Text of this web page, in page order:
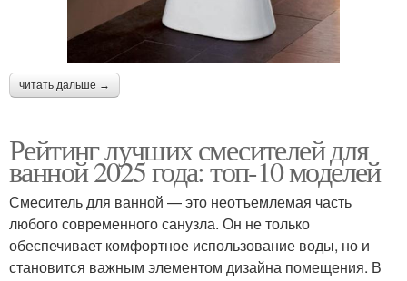
читать дальше →
Рейтинг лучших смесителей для
ванной 2025 года: топ-10 моделей
Смеситель для ванной — это неотъемлемая часть
любого современного санузла. Он не только
обеспечивает комфортное использование воды, но и
становится важным элементом дизайна помещения. В